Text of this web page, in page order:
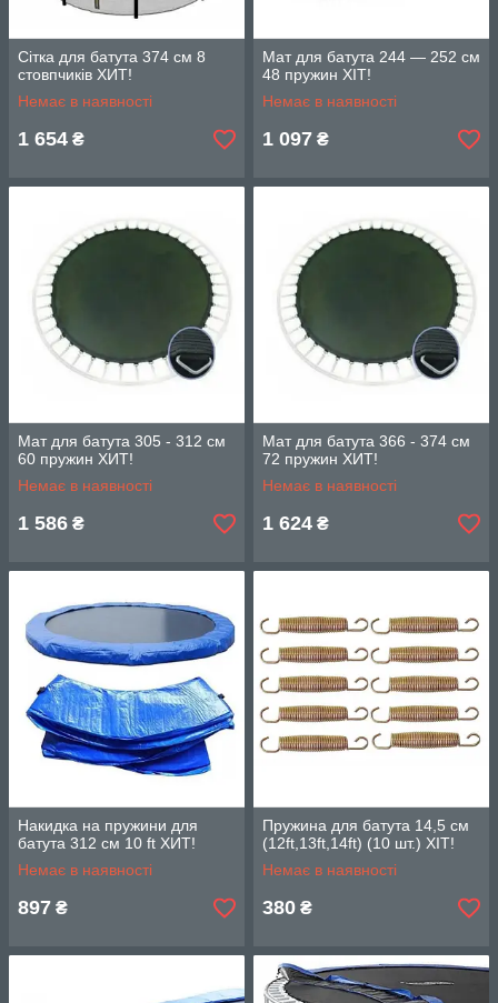
Сітка для батута 374 см 8
стовпчиків ХИТ!
Немає в наявності
1 654 ₴
Мат для батута 244 — 252 см
48 пружин ХІТ!
Немає в наявності
1 097 ₴
Мат для батута 305 - 312 см
60 пружин ХИТ!
Немає в наявності
1 586 ₴
Мат для батута 366 - 374 см
72 пружин ХИТ!
Немає в наявності
1 624 ₴
Накидка на пружини для
батута 312 см 10 ft ХИТ!
Немає в наявності
897 ₴
Пружина для батута 14,5 см
(12ft,13ft,14ft) (10 шт.) ХІТ!
Немає в наявності
380 ₴